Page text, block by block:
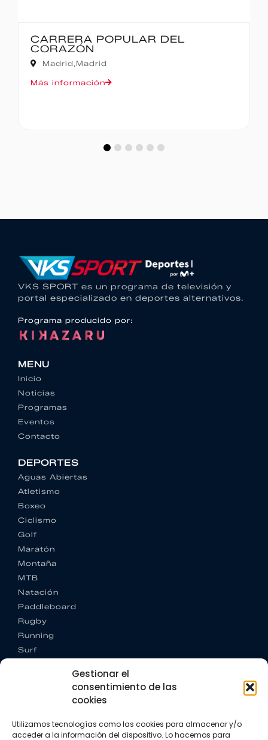
Gestionar el
consentimiento de las
cookies
Utilizamos tecnologías como las cookies para almacenar y/o
acceder a la información del dispositivo. Lo hacemos para
IBERCAJA MADRID CORRE POR
MADRID – 10K
Madrid,Madrid
Más información
VKS SPORT es un programa de televisión y
portal especializado en deportes alternativos.
Programa producido por:
MENU
Inicio
Noticias
Programas
Eventos
Contacto
DEPORTES
Aguas Abiertas
Atletismo
Boxeo
Ciclismo
Golf
Maratón
Montaña
MTB
Natación
Paddleboard
Rugby
Running
Surf
CONTACTO
+34 662 342 177